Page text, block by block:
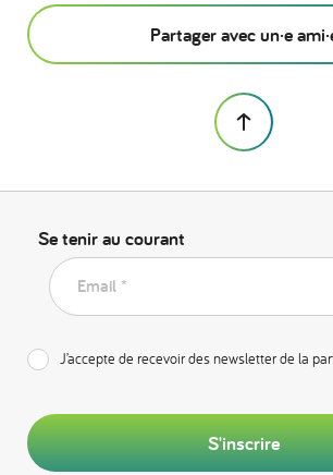
Partager avec un·e
Se tenir au courant
Email *
J’accepte de recevoir des newsletter de la
S'inscrire